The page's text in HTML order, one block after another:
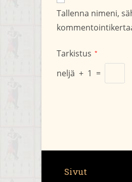
käyttäjätunnuksesi
kommentoidaksesi
Tallenna nimeni,
Tarkistus *
neljä + 1 =
Sivut